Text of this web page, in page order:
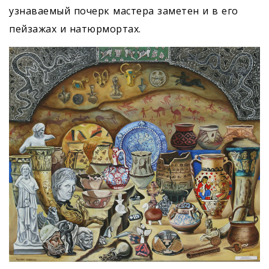
узнаваемый почерк мастера заметен и в его
пейзажах и натюрмортах.